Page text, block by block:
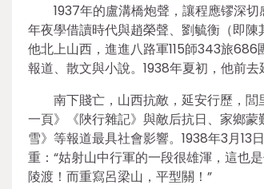
1937年的盧溝橋炮聲，讓程應镠深
年夜學借讀時代與趙榮聲、劉毓衡（即
他北上山西，進進八路軍115師343旅
報道、散文與小說。1938年夏初，他前
南下賤亡，山西抗敵，延安行歷，閭
一頁》《陜行雜記》與敵后抗日、家鄉蒙
雪》等報道最具社會影響。1938年3月
重：“姑射山中行軍的一段很雄渾，這也
陵渡！而重寫呂梁山，平型關！”